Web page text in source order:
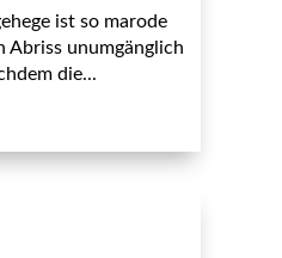
ist so marode
Abriss unumgänglich
die...